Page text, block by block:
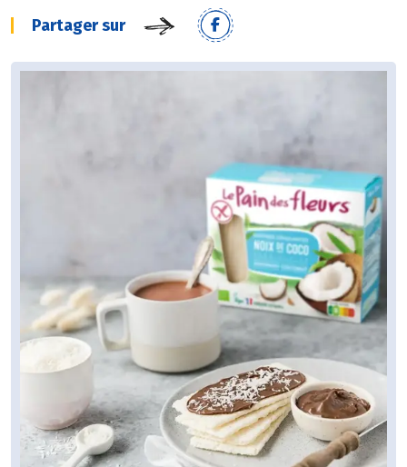
Partager sur